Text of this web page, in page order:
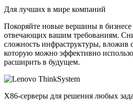
Для лучших в мире компаний
Покоряйте новые вершины в
отвечающих вашим требованиям.
сложность инфраструктуры, вложив
которую можно эффективно
расширить в будущем.
X86-серверы для решения любых